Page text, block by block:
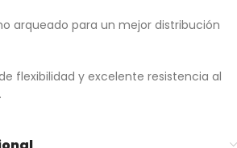
arqueado para un mejor distribución
flexibilidad y excelente resistencia al